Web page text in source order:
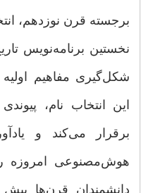
برجسته قرن نوزدهم،
نخستین برنامه‌نویس
شکل‌گیری مفاهیم
این انتخاب نام،
برقرار می‌کند و
هوش‌مصنوعی امروزه
دانشمندان قرن‌ها پیش